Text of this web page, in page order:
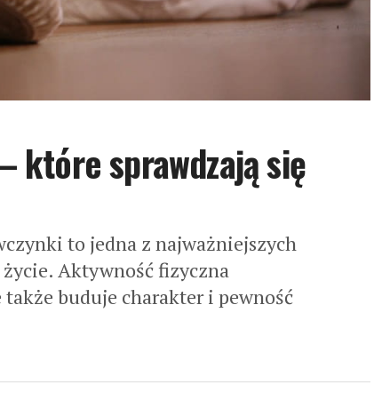
które sprawdzają się
to jedna z najważniejszych
życie. Aktywność fizyczna
buduje charakter i pewność